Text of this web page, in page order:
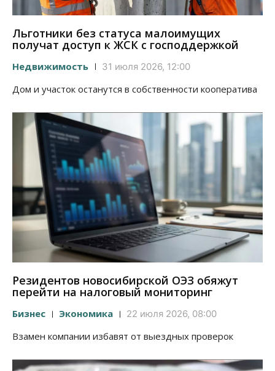
Льготники без статуса малоимущих
получат доступ к ЖСК с господдержкой
Недвижимость 31 июля 2026, 12:00
Дом и участок останутся в собственности кооператива
Резидентов новосибирской ОЭЗ обяжут
перейти на налоговый мониторинг
Бизнес Экономика 22 июля 2026, 08:00
Взамен компании избавят от выездных проверок